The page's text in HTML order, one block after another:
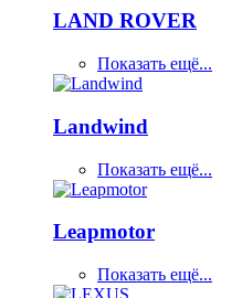
LAND ROVER
Показать ещё...
Landwind
Показать ещё...
Leapmotor
Показать ещё...